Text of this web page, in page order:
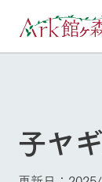
牧場へ行
く
よ
子ヤ